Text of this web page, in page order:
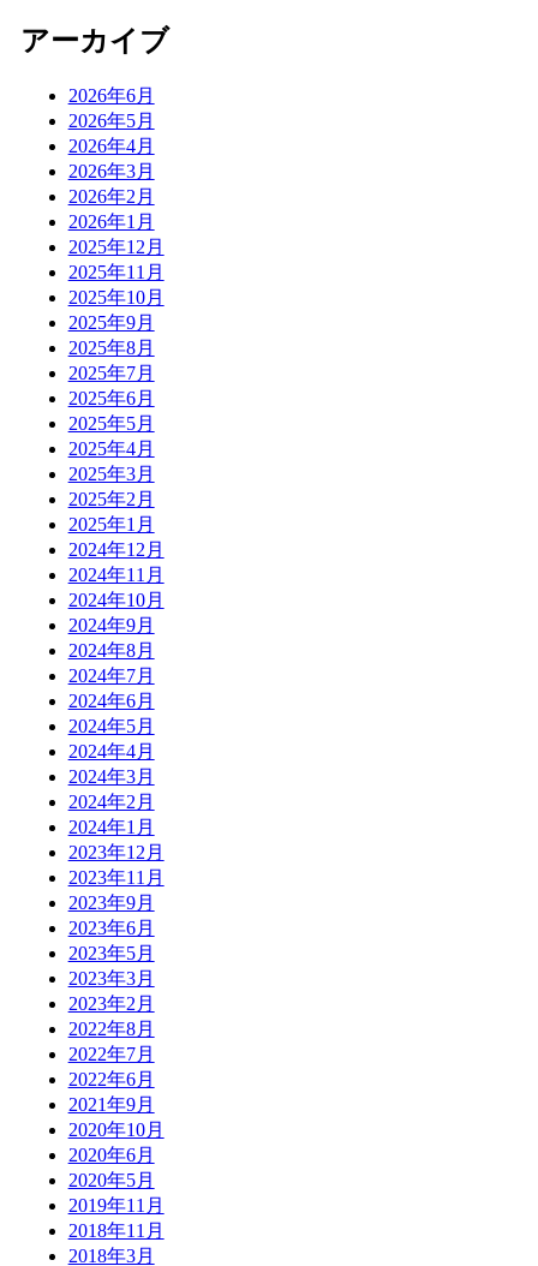
アーカイブ
2026年6月
2026年5月
2026年4月
2026年3月
2026年2月
2026年1月
2025年12月
2025年11月
2025年10月
2025年9月
2025年8月
2025年7月
2025年6月
2025年5月
2025年4月
2025年3月
2025年2月
2025年1月
2024年12月
2024年11月
2024年10月
2024年9月
2024年8月
2024年7月
2024年6月
2024年5月
2024年4月
2024年3月
2024年2月
2024年1月
2023年12月
2023年11月
2023年9月
2023年6月
2023年5月
2023年3月
2023年2月
2022年8月
2022年7月
2022年6月
2021年9月
2020年10月
2020年6月
2020年5月
2019年11月
2018年11月
2018年3月